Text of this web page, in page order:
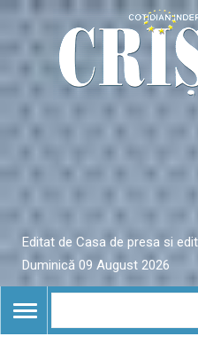
Editat de Casa de presa si
Duminică 09 August 2026
TOGGLE
NAVIGATION